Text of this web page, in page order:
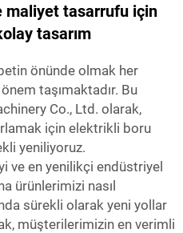
maliyet tasarrufu için
tasarım
önünde olmak her
taşımaktadır. Bu
Co., Ltd. olarak,
için elektrikli boru
yeniliyoruz.
ve en yenilikçi endüstriyel
ürünlerimizi nasıl
sürekli olarak yeni yollar
müşterilerimizin en verimli